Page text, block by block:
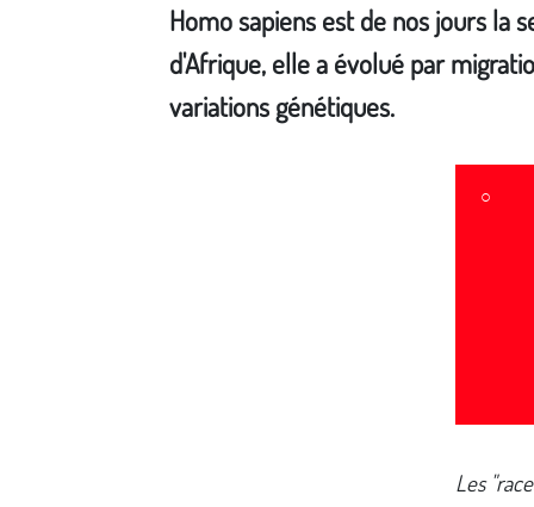
Homo sapiens est de nos jours la
d'Afrique, elle a évolué par
variations génétiques.
○
Les